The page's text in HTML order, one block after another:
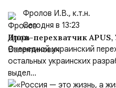
Фролов И.В., к.т.н.
Сегодня в 13:23
Дрон-перехватчик APUS,
Очередной украинский
остальных украинских
выдел...